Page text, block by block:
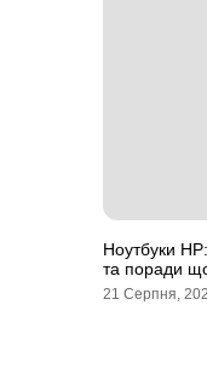
Ноутбуки
та поради
21 Серпня,